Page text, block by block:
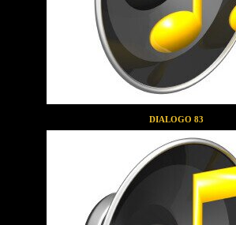
DIALOGO 83